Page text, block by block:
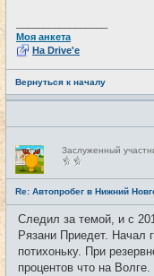
Моя анкета
На Drive'e
Вернуться к началу
Н
е
в
с
е
т
и
Заслуженный
Re: Автопробег в Нижний
Следил за темой, и с
Рязани Приедет. Начал
потихоньку. При
процентов что на